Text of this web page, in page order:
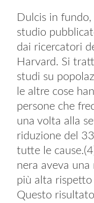
Dulcis in
studio
dai ricercatori
Harvard. Si
studi su
le altre cose
persone che
una volta alla
riduzione del
tutte le
nera aveva
più alta rispetto
Questo